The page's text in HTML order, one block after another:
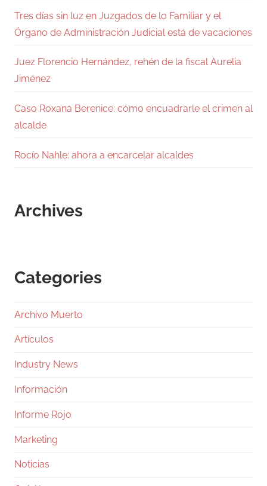
Tres días sin luz en Juzgados de lo Familiar y el
Órgano de Administración Judicial está de vacaciones
Juez Florencio Hernández, rehén de la fiscal Aurelia
Jiménez
Caso Roxana Berenice: cómo encuadrarle el crimen al
alcalde
Rocío Nahle: ahora a encarcelar alcaldes
Archives
Categories
Archivo Muerto
Artículos
Industry News
Información
Informe Rojo
Marketing
Noticias